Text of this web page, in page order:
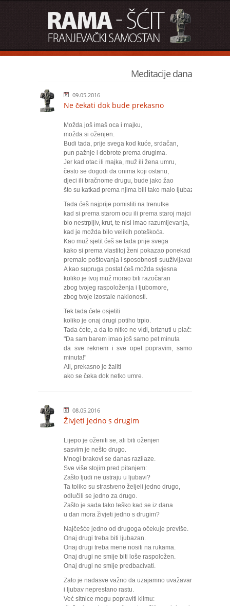
Meditacije dana
09.05.2016
Ne čekati dok bude prekasno
Možda još imaš oca i majku,
možda si oženjen.
Budi tada, prije svega kod kuće, srdačan,
pun pažnje i dobrote prema drugima.
Jer kad otac ili majka, muž ili žena umru,
često se dogodi da onima koji ostanu,
djeci ili bračnome drugu, bude jako žao
što su katkad prema njima bili tako malo ljubazni.
Tada ćeš najprije pomisliti na trenutke
kad si prema starom ocu ili prema staroj majci
bio nestrpljiv, krut, te nisi imao razumijevanja,
kad je možda bilo velikih poteškoća.
Kao muž sjetit ćeš se tada prije svega
kako si prema vlastitoj ženi pokazao ponekad
premalo poštovanja i sposobnosti suuživljavanja.
A kao supruga postat ćeš možda svjesna
koliko je tvoj muž morao biti razočaran
zbog tvojeg raspoloženja i ljubomore,
zbog tvoje izostale naklonosti.
Tek tada ćete osjetiti
koliko je onaj drugi potiho trpio.
Tada ćete, a da to nitko ne vidi, briznuti u plač:
"Da sam barem imao još samo pet minuta
da sve reknem i sve opet popravim, samo pet
minuta!"
Ali, prekasno je žaliti
ako se čeka dok netko umre.
08.05.2016
Živjeti jedno s drugim
Lijepo je oženiti se, ali biti oženjen
sasvim je nešto drugo.
Mnogi brakovi se danas razilaze.
Sve više stojim pred pitanjem:
Zašto ljudi ne ustraju u ljubavi?
Ta toliko su strastveno željeli jedno drugo,
odlučili se jedno za drugo.
Zašto je sada tako teško kad se iz dana
u dan mora živjeti jedno s drugim?
Najčešće jedno od drugoga očekuje previše.
Onaj drugi treba biti ljubazan.
Onaj drugi treba mene nositi na rukama.
Onaj drugi ne smije biti loše raspoložen.
Onaj drugi ne smije predbacivati.
Zato je nadasve važno da uzajamno uvažavanje
i ljubav neprestano rastu.
Već sitnice mogu popraviti klimu: